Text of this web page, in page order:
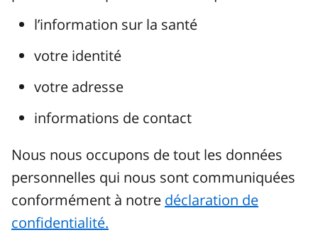
l’information sur la santé
votre identité
votre adresse
informations de contact
Nous nous occupons de tout les données
personnelles qui nous sont communiquées
conformément à notre déclaration de
confidentialité.